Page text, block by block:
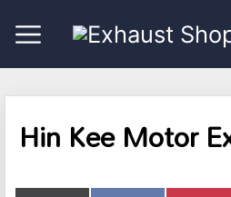
Hin Kee Motor